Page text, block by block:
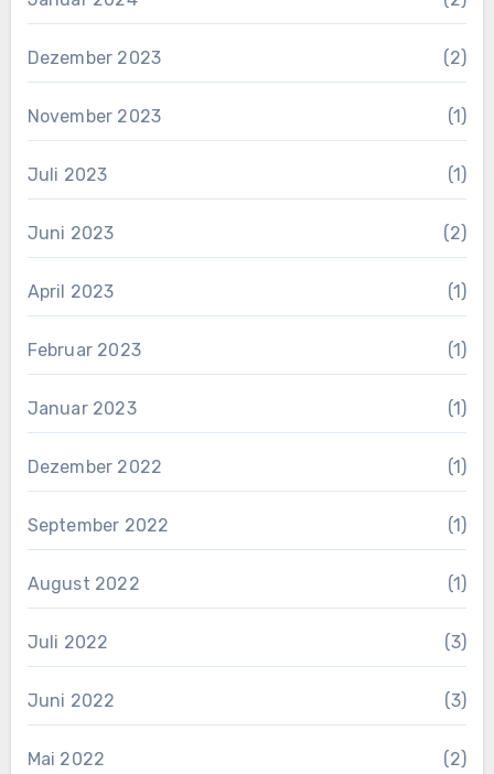
Dezember 2023 (2)
November 2023 (1)
Juli 2023 (1)
Juni 2023 (2)
April 2023 (1)
Februar 2023 (1)
Januar 2023 (1)
Dezember 2022 (1)
September 2022 (1)
August 2022 (1)
Juli 2022 (3)
Juni 2022 (3)
Mai 2022 (2)